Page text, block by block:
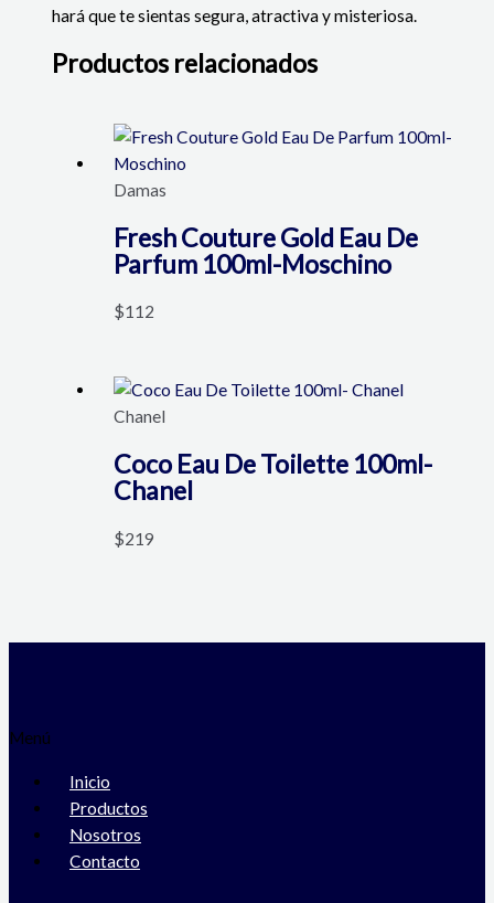
hará que te sientas segura, atractiva y misteriosa.
Productos relacionados
Damas
Fresh Couture Gold Eau De
Parfum 100ml-Moschino
$112
Chanel
Coco Eau De Toilette 100ml-
Chanel
$219
Menú
Inicio
Productos
Nosotros
Contacto